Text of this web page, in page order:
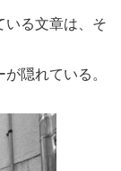
いる文章は、そ
隠れている。